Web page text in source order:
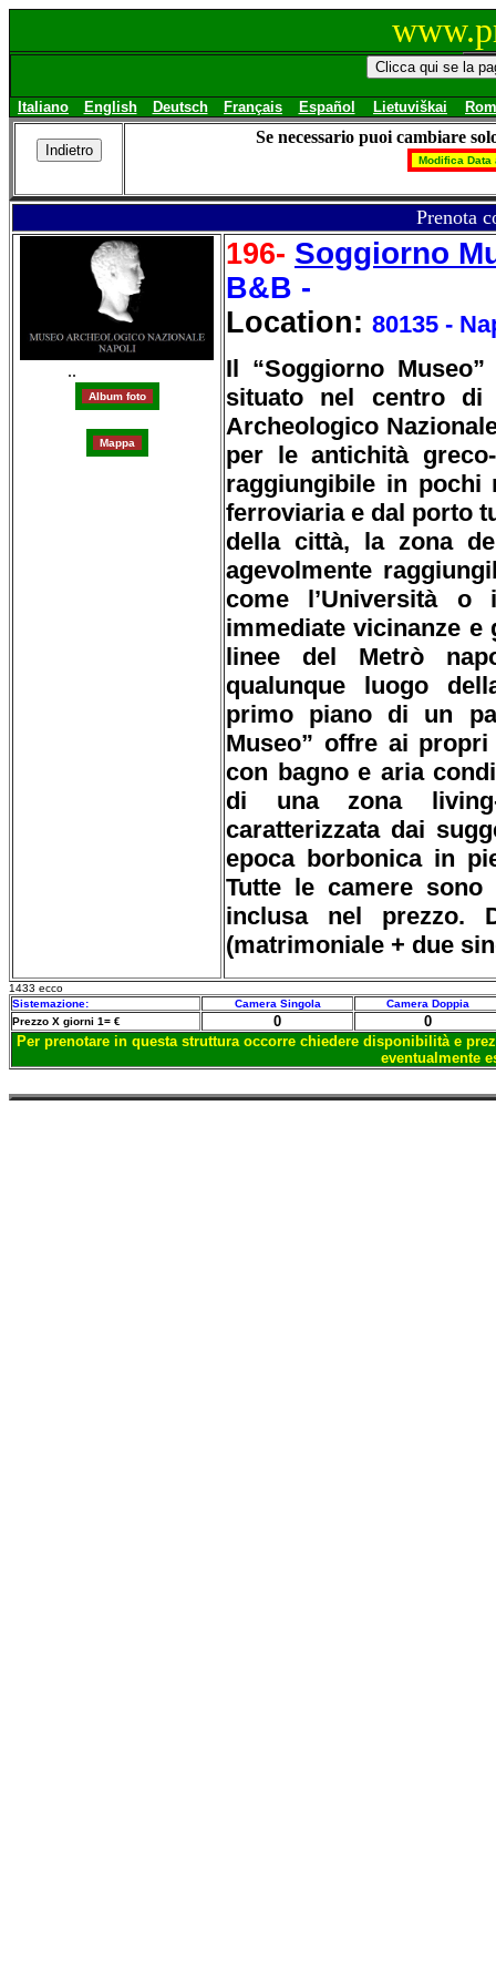
Italiano English Deutsch Français Español Lietuviškai
Se necessario puoi cambiare
Prenota
..
196- Soggiorno
B&B -
Location: 80135 -
Il “Soggiorno
situato nel centro di
Archeologico
per le antichità
raggiungibile in pochi
ferroviaria e dal porto
della città, la zona
agevolmente
come l’Università o
immediate vicinanze
linee del Metrò
qualunque luogo
primo piano di un
Museo” offre ai
con bagno e aria
di una zona living-
caratterizzata dai
epoca borbonica in
Tutte le camere
inclusa nel prezzo.
(matrimoniale + due
1433 ecco
Sistemazione:
Camera Singola
Camera Doppia
Prezzo X giorni 1= €
0
0
Per prenotare in questa struttura occorre chiedere disponibilità e
eventualmente